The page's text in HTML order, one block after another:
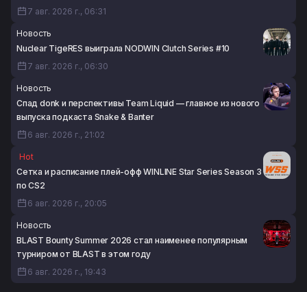
7 авг. 2026 г., 06:31
Новость
Nuclear TigeRES выиграла NODWIN Clutch Series #10
7 авг. 2026 г., 06:30
Новость
Спад donk и перспективы Team Liquid — главное из нового
выпуска подкаста Snake & Banter
6 авг. 2026 г., 21:02
Hot
Сетка и расписание плей-офф WINLINE Star Series Season 3
по CS2
6 авг. 2026 г., 20:05
Новость
BLAST Bounty Summer 2026 стал наименее популярным
турниром от BLAST в этом году
6 авг. 2026 г., 19:43